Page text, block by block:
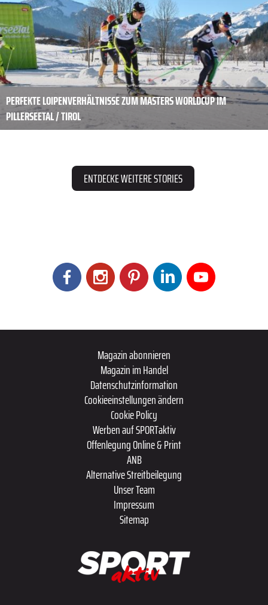
PERFEKTE LOIPENVERHÄLTNISSE ZUM MASTERS WORLDCUP IM
PILLERSEETAL / TIROL
ENTDECKE WEITERE STORIES
Magazin abonnieren
Magazin im Handel
Datenschutzinformation
Cookieeinstellungen ändern
Cookie Policy
Werben auf SPORTaktiv
Offenlegung Online & Print
ANB
Alternative Streitbeilegung
Unser Team
Impressum
Sitemap